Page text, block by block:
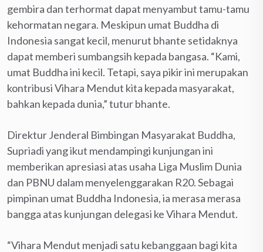
gembira dan terhormat dapat menyambut tamu-tamu
kehormatan negara. Meskipun umat Buddha di
Indonesia sangat kecil, menurut bhante setidaknya
dapat memberi sumbangsih kepada bangasa. “Kami,
umat Buddha ini kecil. Tetapi, saya pikir ini merupakan
kontribusi Vihara Mendut kita kepada masyarakat,
bahkan kepada dunia,” tutur bhante.
Direktur Jenderal Bimbingan Masyarakat Buddha,
Supriadi yang ikut mendampingi kunjungan ini
memberikan apresiasi atas usaha Liga Muslim Dunia
dan PBNU dalam menyelenggarakan R20. Sebagai
pimpinan umat Buddha Indonesia, ia merasa merasa
bangga atas kunjungan delegasi ke Vihara Mendut.
“Vihara Mendut menjadi satu kebanggaan bagi kita